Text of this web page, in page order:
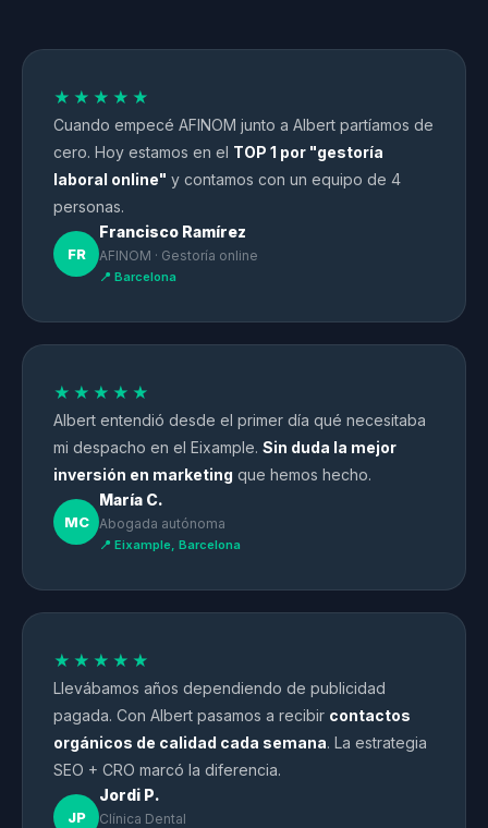
★★★★★
Cuando empecé AFINOM junto a Albert partíamos de
cero. Hoy estamos en el TOP 1 por "gestoría
laboral online" y contamos con un equipo de 4
personas.
FR
Francisco Ramírez
AFINOM · Gestoría online
📍 Barcelona
★★★★★
Albert entendió desde el primer día qué necesitaba
mi despacho en el Eixample. Sin duda la mejor
inversión en marketing que hemos hecho.
MC
María C.
Abogada autónoma
📍 Eixample, Barcelona
★★★★★
Llevábamos años dependiendo de publicidad
pagada. Con Albert pasamos a recibir contactos
orgánicos de calidad cada semana. La estrategia
SEO + CRO marcó la diferencia.
JP
Jordi P.
Clínica Dental